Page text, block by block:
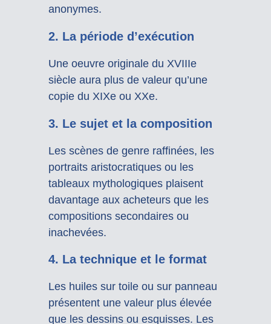
anonymes.
2. La période d’exécution
Une oeuvre originale du XVIIIe
siècle aura plus de valeur qu’une
copie du XIXe ou XXe.
3. Le sujet et la composition
Les scènes de genre raffinées, les
portraits aristocratiques ou les
tableaux mythologiques plaisent
davantage aux acheteurs que les
compositions secondaires ou
inachevées.
4. La technique et le format
Les huiles sur toile ou sur panneau
présentent une valeur plus élevée
que les dessins ou esquisses. Les